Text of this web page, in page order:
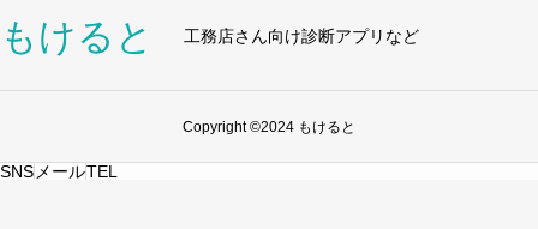
もけると 工務店さん向け診断アプリなど
Copyright ©2024 もけると
SNS メールTEL